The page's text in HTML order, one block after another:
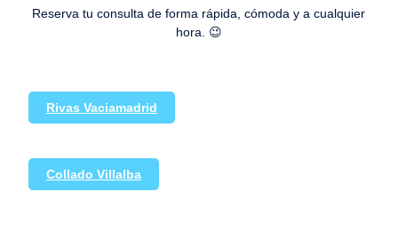
Reserva tu consulta de forma rápida, cómoda y a cualquier
hora. 😉
Rivas Vaciamadrid
Collado Villalba